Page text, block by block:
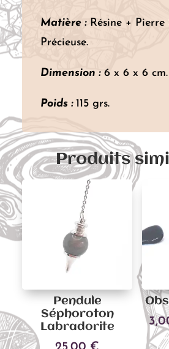
de
Roche
Matière :Résine + Pierre
Précieuse.
Dimension :6 x 6 x 6 cm.
Poids : 115 grs.
Produits
Pendule
Séphoroton
Labradorite